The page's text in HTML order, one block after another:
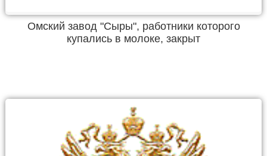
Омский завод "Сыры", работники которого
купались в молоке, закрыт